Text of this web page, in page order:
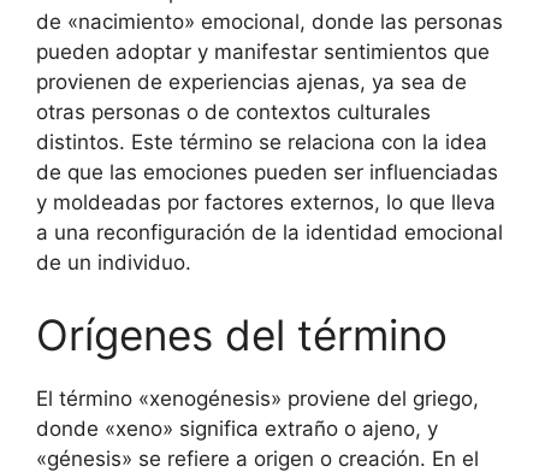
de «nacimiento» emocional, donde las personas
pueden adoptar y manifestar sentimientos que
provienen de experiencias ajenas, ya sea de
otras personas o de contextos culturales
distintos. Este término se relaciona con la idea
de que las emociones pueden ser influenciadas
y moldeadas por factores externos, lo que lleva
a una reconfiguración de la identidad emocional
de un individuo.
Orígenes del término
El término «xenogénesis» proviene del griego,
donde «xeno» significa extraño o ajeno, y
«génesis» se refiere a origen o creación. En el